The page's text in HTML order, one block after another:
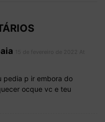
pedia p ir embora do
ocque vc e teu